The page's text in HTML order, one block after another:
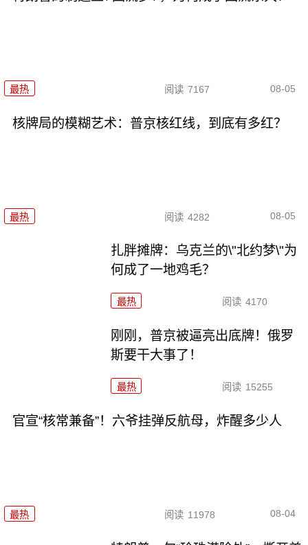
最热 阅读 7167 08-05
核牌局的模糊艺术：普京核红线，到底有多红？
最热 阅读 4282 08-05
扎胖摊牌：乌克兰的\"北约梦\"为
何成了一地鸡毛？
最热 阅读 4170
刚刚，普京被逼亮出底牌！俄罗
斯要干大事了！
最热 阅读 15255
官宣“核常兼备”！六爷挂弹反航母，炸醒多少人
最热 阅读 11978 08-04